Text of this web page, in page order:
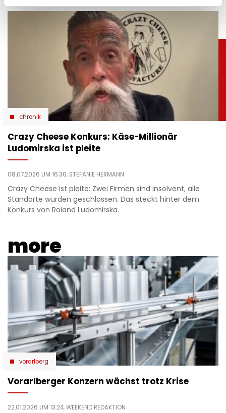
chronik
Crazy Cheese Konkurs: Käse-Millionär
Ludomirska ist pleite
08.07.2026 UM 16:30, STEFANIE HERMANN
Crazy Cheese ist pleite: Zwei Firmen sind insolvent, alle
Standorte wurden geschlossen. Das steckt hinter dem
Konkurs von Roland Ludomirska.
more
vorarlberg
Vorarlberger Konzern wächst trotz Krise
22.01.2026 UM 13:24,WEEKEND REDAKTION